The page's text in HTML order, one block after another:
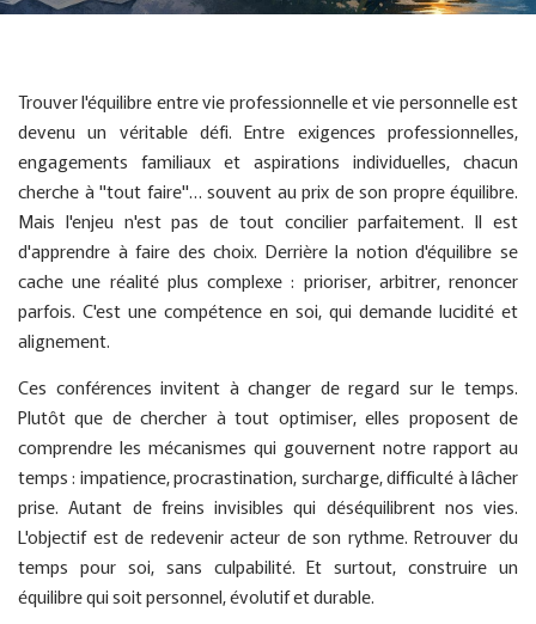
Trouver l'équilibre entre vie professionnelle et vie personnelle est
devenu un véritable défi. Entre exigences professionnelles,
engagements familiaux et aspirations individuelles, chacun
cherche à "tout faire"… souvent au prix de son propre équilibre.
Mais l'enjeu n'est pas de tout concilier parfaitement. Il est
d'apprendre à faire des choix. Derrière la notion d'équilibre se
cache une réalité plus complexe : prioriser, arbitrer, renoncer
parfois. C'est une compétence en soi, qui demande lucidité et
alignement.
Ces conférences invitent à changer de regard sur le temps.
Plutôt que de chercher à tout optimiser, elles proposent de
comprendre les mécanismes qui gouvernent notre rapport au
temps : impatience, procrastination, surcharge, difficulté à lâcher
prise. Autant de freins invisibles qui déséquilibrent nos vies.
L'objectif est de redevenir acteur de son rythme. Retrouver du
temps pour soi, sans culpabilité. Et surtout, construire un
équilibre qui soit personnel, évolutif et durable.